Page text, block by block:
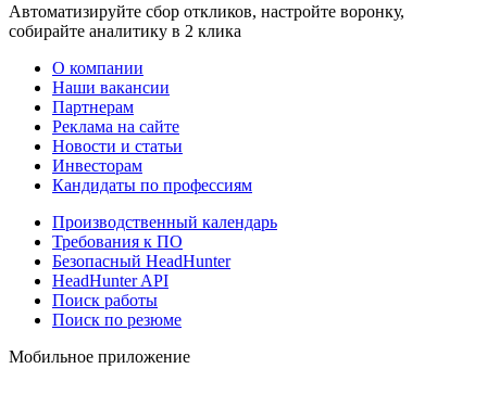
Автоматизируйте сбор откликов, настройте воронку,
собирайте аналитику в 2 клика
О компании
Наши вакансии
Партнерам
Реклама на сайте
Новости и статьи
Инвесторам
Кандидаты по профессиям
Производственный календарь
Требования к ПО
Безопасный HeadHunter
HeadHunter API
Поиск работы
Поиск по резюме
Мобильное приложение